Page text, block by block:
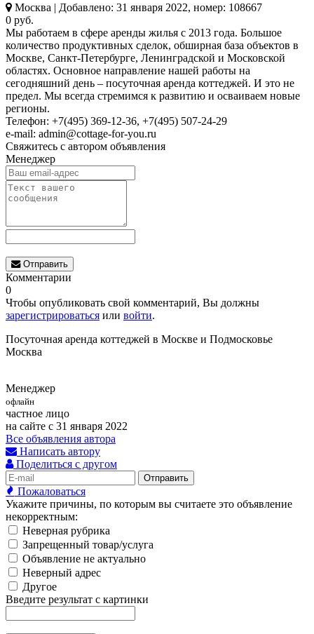
Москва | Добавлено: 31 января 2022, номер: 108667
0 руб.
Мы работаем в сфере аренды жилья с 2013 года. Большое
количество продуктивных сделок, обширная база объектов в
Москве, Санкт-Петербурге, Ленинградской и Московской
областях. Основное направление нашей работы на
сегодняшний день – посуточная аренда коттеджей. И это не
предел. Мы всегда стремимся к развитию и осваиваем новые
регионы.
Телефон: +7(495) 369-12-36, +7(495) 507-24-29
e-mail: admin@cottage-for-you.ru
Свяжитесь с автором объявления
Менеджер
Отправить
Комментарии
0
Чтобы опубликовать свой комментарий, Вы должны
зарегистрироваться или войти.
Посуточная аренда коттеджей в Москве и Подмосковье
Москва
Менеджер
офлайн
частное лицо
на сайте с 31 января 2022
Все объявления автора
Написать автору
Поделиться с другом
Отправить
Пожаловаться
Укажите причины, по которым вы считаете это объявление
некорректным:
Неверная рубрика
Запрещенный товар/услуга
Объявление не актуально
Неверный адрес
Другое
Введите результат с картинки